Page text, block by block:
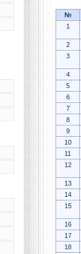
№
1
2
3
4
5
6
7
8
9
10
11
12
13
14
15
16
17
18